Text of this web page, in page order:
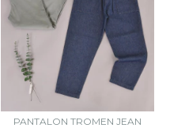
PANTALON TROMEN JEAN